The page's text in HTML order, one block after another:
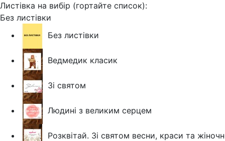
Листівка на вибір (гортайте список):
Без листівки
Без листівки
Ведмедик класик
Зі святом
Людині з великим серцем
Розквітай. Зі святом весни, краси та